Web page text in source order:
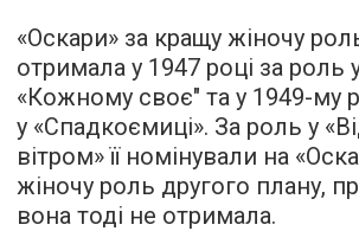
«Оскари» за кращу жіночу
отримала у 1947 році за роль
«Кожному своє" та у 1949-му
у «Спадкоємиці». За роль у
вітром» її номінували на
жіночу роль другого плану,
вона тоді не отримала.